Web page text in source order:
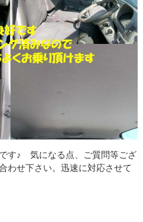
す♪ 気になる点、ご質問等ござ
わせ下さい。迅速に対応させて